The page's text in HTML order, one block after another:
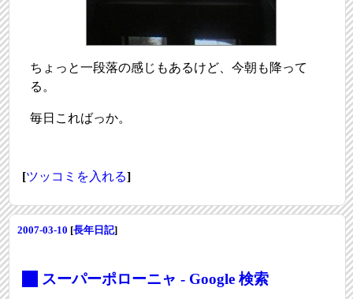
ちょっと一段落の感じもあるけど、今朝も降って
る。
毎日こればっか。
[ツッコミを入れる]
2007-03-10 [長年日記]
スーパーポローニャ - Google 検索